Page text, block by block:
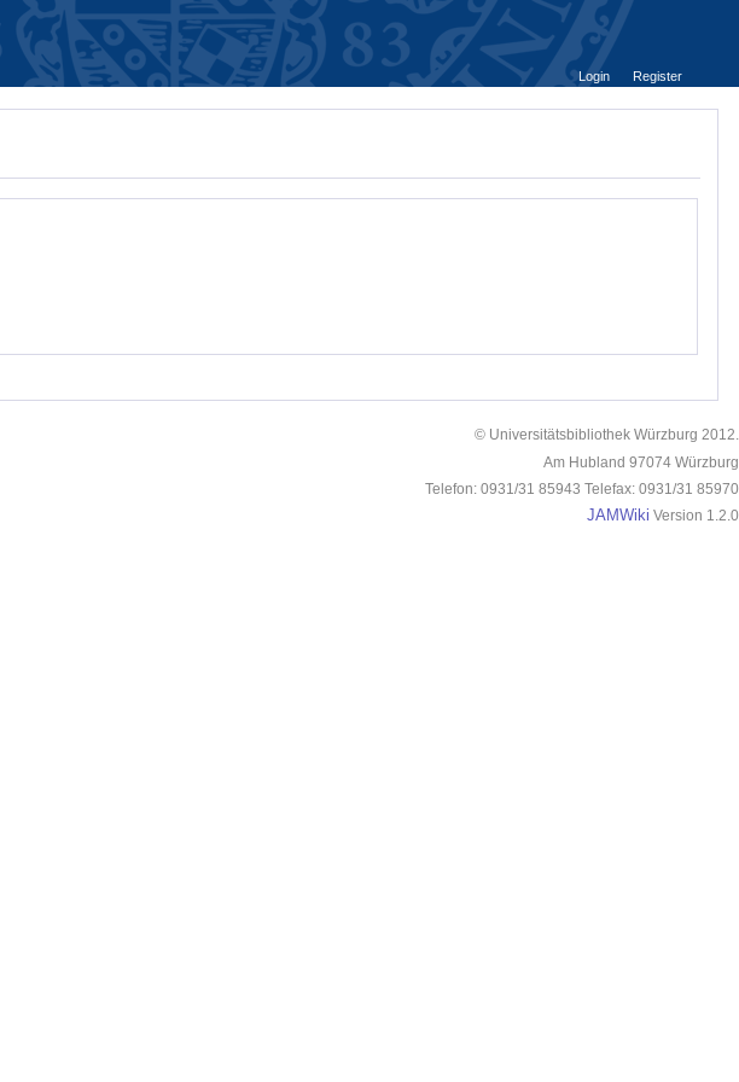
Login
Register
© Universitätsbibliothek Würzburg 2012.
Am Hubland 97074 Würzburg
Telefon: 0931/31 85943 Telefax: 0931/31 85970
JAMWiki Version 1.2.0